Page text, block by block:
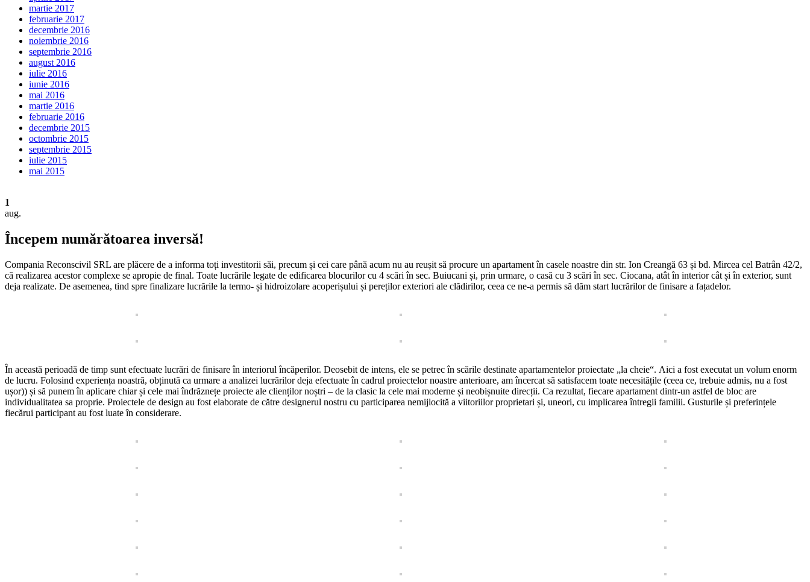
martie 2017
februarie 2017
decembrie 2016
noiembrie 2016
septembrie 2016
august 2016
iulie 2016
iunie 2016
mai 2016
martie 2016
februarie 2016
decembrie 2015
octombrie 2015
septembrie 2015
iulie 2015
mai 2015
1
aug.
Începem numărătoarea inversă!
Compania Reconscivil SRL are plăcere de a informa toți investitorii săi, precum și cei care până acum nu au reușit să procure un apartament în casele noastre din str. Ion Creangă 63 și bd. Mircea cel Batrân 42/2,
că realizarea acestor complexe se apropie de final. Toate lucrările legate de edificarea blocurilor cu 4 scări în sec. Buiucani și, prin urmare, o casă cu 3 scări în sec. Ciocana, atât în interior cât și în exterior, sunt
deja realizate. De asemenea, tind spre finalizare lucrările la termo- și hidroizolare acoperișului și pereților exteriori ale clădirilor, ceea ce ne-a permis să dăm start lucrărilor de finisare a fațadelor.
În această perioadă de timp sunt efectuate lucrări de finisare în interiorul încăperilor. Deosebit de intens, ele se petrec în scările destinate apartamentelor proiectate „la cheie“. Aici a fost executat un volum enorm
de lucru. Folosind experiența noastră, obținută ca urmare a analizei lucrărilor deja efectuate în cadrul proiectelor noastre anterioare, am încercat să satisfacem toate necesitățile (ceea ce, trebuie admis, nu a fost
ușor)) și să punem în aplicare chiar și cele mai îndrăznețe proiecte ale clienților noștri – de la clasic la cele mai moderne și neobișnuite direcții. Ca rezultat, fiecare apartament dintr-un astfel de bloc are
individualitatea sa proprie. Proiectele de design au fost elaborate de către designerul nostru cu participarea nemijlocită a viitoriilor proprietari și, uneori, cu implicarea întregii familii. Gusturile și preferințele
fiecărui participant au fost luate în considerare.